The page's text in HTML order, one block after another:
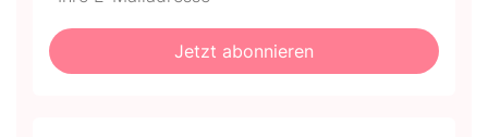
fill
this
Mailadresse:
Jetzt abonnieren